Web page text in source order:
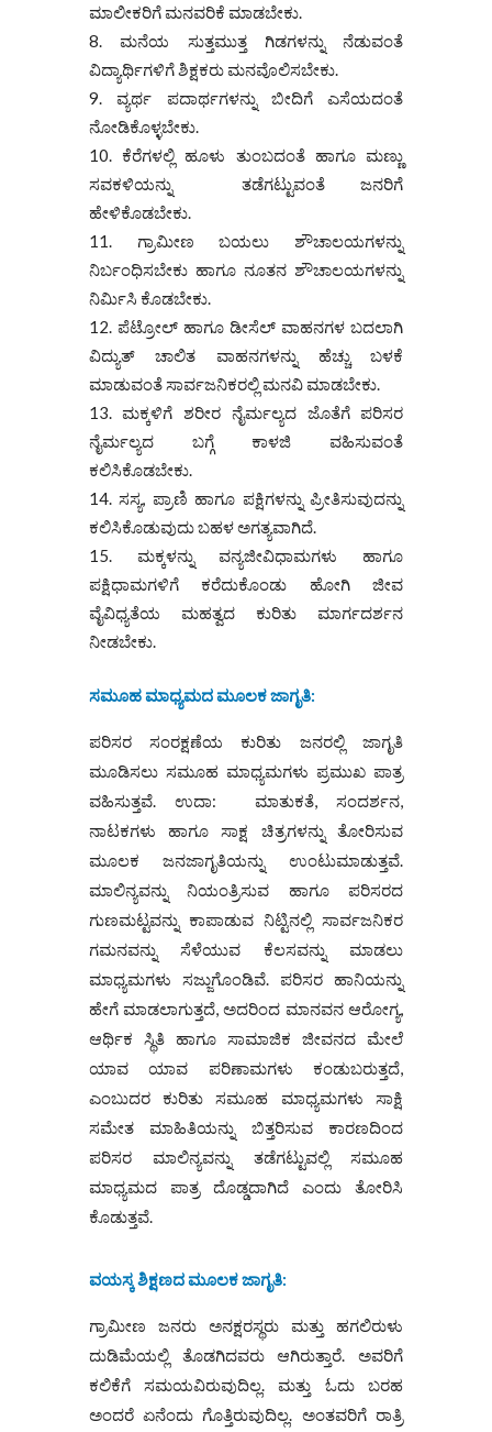
ಮಾಲೀಕರಿಗೆ ಮನವರಿಕೆ ಮಾಡಬೇಕು.
ಮನೆಯ ಸುತ್ತಮುತ್ತ ಗಿಡಗಳನ್ನು ನೆಡುವಂತೆ
ವಿದ್ಯಾರ್ಥಿಗಳಿಗೆ ಶಿಕ್ಷಕರು ಮನವೊಲಿಸಬೇಕು.
ವ್ಯರ್ಥ ಪದಾರ್ಥಗಳನ್ನು ಬೀದಿಗೆ ಎಸೆಯದಂತೆ
ನೋಡಿಕೊಳ್ಳಬೇಕು.
ಕೆರೆಗಳಲ್ಲಿ ಹೂಳು ತುಂಬದಂತೆ ಹಾಗೂ ಮಣ್ಣು
ಸವಕಳಿಯನ್ನು ತಡೆಗಟ್ಟುವಂತೆ ಜನರಿಗೆ
ಹೇಳಿಕೊಡಬೇಕು.
ಗ್ರಾಮೀಣ ಬಯಲು ಶೌಚಾಲಯಗಳನ್ನು
ನಿರ್ಬಂಧಿಸಬೇಕು ಹಾಗೂ ನೂತನ ಶೌಚಾಲಯಗಳನ್ನು
ನಿರ್ಮಿಸಿ ಕೊಡಬೇಕು.
ಪೆಟ್ರೋಲ್ ಹಾಗೂ ಡೀಸೆಲ್ ವಾಹನಗಳ ಬದಲಾಗಿ
ವಿದ್ಯುತ್ ಚಾಲಿತ ವಾಹನಗಳನ್ನು ಹೆಚ್ಚು ಬಳಕೆ
ಮಾಡುವಂತೆ ಸಾರ್ವಜನಿಕರಲ್ಲಿ ಮನವಿ ಮಾಡಬೇಕು.
ಮಕ್ಕಳಿಗೆ ಶರೀರ ನೈರ್ಮಲ್ಯದ ಜೊತೆಗೆ ಪರಿಸರ
ನೈರ್ಮಲ್ಯದ ಬಗ್ಗೆ ಕಾಳಜಿ ವಹಿಸುವಂತೆ
ಕಲಿಸಿಕೊಡಬೇಕು.
ಸಸ್ಯ, ಪ್ರಾಣಿ ಹಾಗೂ ಪಕ್ಷಿಗಳನ್ನು ಪ್ರೀತಿಸುವುದನ್ನು
ಕಲಿಸಿಕೊಡುವುದು ಬಹಳ ಅಗತ್ಯವಾಗಿದೆ.
ಮಕ್ಕಳನ್ನು ವನ್ಯಜೀವಿಧಾಮಗಳು ಹಾಗೂ
ಪಕ್ಷಿಧಾಮಗಳಿಗೆ ಕರೆದುಕೊಂಡು ಹೋಗಿ ಜೀವ
ವೈವಿಧ್ಯತೆಯ ಮಹತ್ವದ ಕುರಿತು ಮಾರ್ಗದರ್ಶನ
ನೀಡಬೇಕು.
ಸಮೂಹ ಮಾಧ್ಯಮದ ಮೂಲಕ ಜಾಗೃತಿ:
ಪರಿಸರ ಸಂರಕ್ಷಣೆಯ ಕುರಿತು ಜನರಲ್ಲಿ ಜಾಗೃತಿ
ಮೂಡಿಸಲು ಸಮೂಹ ಮಾಧ್ಯಮಗಳು ಪ್ರಮುಖ ಪಾತ್ರ
ವಹಿಸುತ್ತವೆ. ಉದಾ: ಮಾತುಕತೆ, ಸಂದರ್ಶನ,
ನಾಟಕಗಳು ಹಾಗೂ ಸಾಕ್ಷ ಚಿತ್ರಗಳನ್ನು ತೋರಿಸುವ
ಮೂಲಕ ಜನಜಾಗೃತಿಯನ್ನು ಉಂಟುಮಾಡುತ್ತವೆ.
ಮಾಲಿನ್ಯವನ್ನು ನಿಯಂತ್ರಿಸುವ ಹಾಗೂ ಪರಿಸರದ
ಗುಣಮಟ್ಟವನ್ನು ಕಾಪಾಡುವ ನಿಟ್ಟಿನಲ್ಲಿ ಸಾರ್ವಜನಿಕರ
ಗಮನವನ್ನು ಸೆಳೆಯುವ ಕೆಲಸವನ್ನು ಮಾಡಲು
ಮಾಧ್ಯಮಗಳು ಸಜ್ಜುಗೊಂಡಿವೆ. ಪರಿಸರ ಹಾನಿಯನ್ನು
ಹೇಗೆ ಮಾಡಲಾಗುತ್ತದೆ, ಅದರಿಂದ ಮಾನವನ ಆರೋಗ್ಯ,
ಆರ್ಥಿಕ ಸ್ಥಿತಿ ಹಾಗೂ ಸಾಮಾಜಿಕ ಜೀವನದ ಮೇಲೆ
ಯಾವ ಯಾವ ಪರಿಣಾಮಗಳು ಕಂಡುಬರುತ್ತದೆ,
ಎಂಬುದರ ಕುರಿತು ಸಮೂಹ ಮಾಧ್ಯಮಗಳು ಸಾಕ್ಷಿ
ಸಮೇತ ಮಾಹಿತಿಯನ್ನು ಬಿತ್ತರಿಸುವ ಕಾರಣದಿಂದ
ಪರಿಸರ ಮಾಲಿನ್ಯವನ್ನು ತಡೆಗಟ್ಟುವಲ್ಲಿ ಸಮೂಹ
ಮಾಧ್ಯಮದ ಪಾತ್ರ ದೊಡ್ಡದಾಗಿದೆ ಎಂದು ತೋರಿಸಿ
ಕೊಡುತ್ತವೆ.
ವಯಸ್ಕ ಶಿಕ್ಷಣದ ಮೂಲಕ ಜಾಗೃತಿ:
ಗ್ರಾಮೀಣ ಜನರು ಅನಕ್ಷರಸ್ಥರು ಮತ್ತು ಹಗಲಿರುಳು
ದುಡಿಮೆಯಲ್ಲಿ ತೊಡಗಿದವರು ಆಗಿರುತ್ತಾರೆ. ಅವರಿಗೆ
ಕಲಿಕೆಗೆ ಸಮಯವಿರುವುದಿಲ್ಲ. ಮತ್ತು ಓದು ಬರಹ
ಅಂದರೆ ಏನೆಂದು ಗೊತ್ತಿರುವುದಿಲ್ಲ. ಅಂತವರಿಗೆ ರಾತ್ರಿ